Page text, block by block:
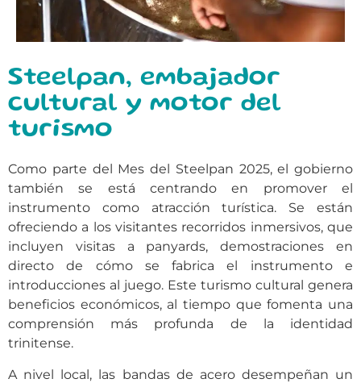
Steelpan, embajador
cultural y motor del
turismo
Como parte del Mes del Steelpan 2025, el gobierno
también se está centrando en promover el
instrumento como atracción turística. Se están
ofreciendo a los visitantes recorridos inmersivos, que
incluyen visitas a panyards, demostraciones en
directo de cómo se fabrica el instrumento e
introducciones al juego. Este turismo cultural genera
beneficios económicos, al tiempo que fomenta una
comprensión más profunda de la identidad
trinitense.
A nivel local, las bandas de acero desempeñan un